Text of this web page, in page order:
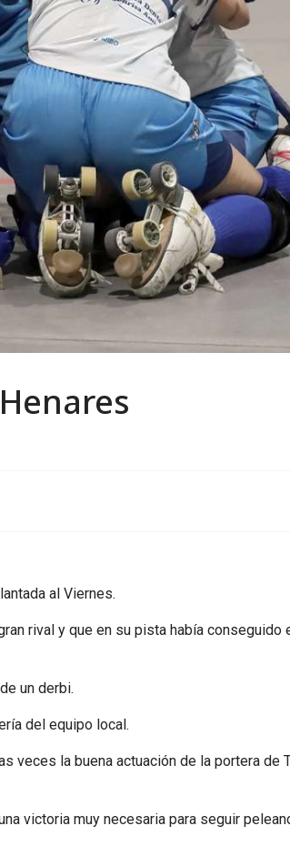
al Viernes.
rival y que en su pista había
un derbi.
del equipo local.
veces la buena actuación de la portera de
victoria muy necesaria para seguir